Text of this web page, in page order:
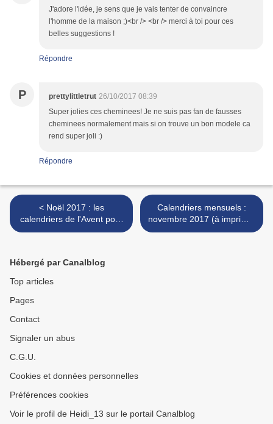
J'adore l'idée, je sens que je vais tenter de convaincre
l'homme de la maison ;)<br /> <br /> merci à toi pour ces
belles suggestions !
Répondre
P prettylittletrut 26/10/2017 08:39
Super jolies ces cheminees! Je ne suis pas fan de fausses
cheminees normalement mais si on trouve un bon modele ca
rend super joli :)
Répondre
< Noël 2017 : les
calendriers de l'Avent pour
enfants
Calendriers mensuels :
novembre 2017 (à imprimer
- gratuit) >
Hébergé par Canalblog
Top articles
Pages
Contact
Signaler un abus
C.G.U.
Cookies et données personnelles
Préférences cookies
Voir le profil de Heidi_13 sur le portail Canalblog